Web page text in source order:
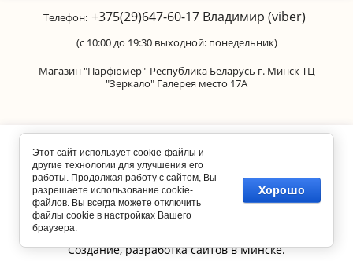
Телефон: +375(29)647-60-17 Владимир (viber)
(с 10:00 до 19:30 выходной: понедельник)
Магазин "Парфюмер" Республика Беларусь г. Минск ТЦ
"Зеркало" Галерея место 17А
Создание, разработка сайтов в Минске.
Этот сайт использует cookie-файлы и
другие технологии для улучшения его
работы. Продолжая работу с сайтом, Вы
разрешаете использование cookie-
файлов. Вы всегда можете отключить
файлы cookie в настройках Вашего
браузера.
Хорошо